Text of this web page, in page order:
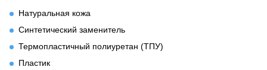
Натуральная кожа
Синтетический заменитель
Термопластичный полиуретан (ТПУ)
Пластик